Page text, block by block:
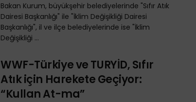
Bakan Kurum, büyükşehir belediyelerinde "Sıfır Atık
Dairesi Başkanlığı" ile "İklim Değişikliği Dairesi
Başkanlığı", il ve ilçe belediyelerinde ise "İklim
Değişikliği ...
WWF-Türkiye ve TURYİD, Sıfır
Atık için Harekete Geçiyor:
“Kullan At-ma”